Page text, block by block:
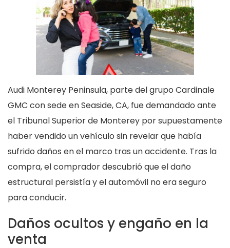
Audi Monterey Peninsula, parte del grupo Cardinale
GMC con sede en Seaside, CA, fue demandado ante
el Tribunal Superior de Monterey por supuestamente
haber vendido un vehículo sin revelar que había
sufrido daños en el marco tras un accidente. Tras la
compra, el comprador descubrió que el daño
estructural persistía y el automóvil no era seguro
para conducir.
Daños ocultos y engaño en la
venta